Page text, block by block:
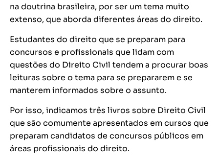
na doutrina brasileira, por ser um tema muito
extenso, que aborda diferentes áreas do direito.
Estudantes do direito que se preparam para
concursos e profissionais que lidam com
questões do Direito Civil tendem a procurar boas
leituras sobre o tema para se prepararem e se
manterem informados sobre o assunto.
Por isso, indicamos três livros sobre Direito Civil
que são comumente apresentados em cursos que
preparam candidatos de concursos públicos em
áreas profissionais do direito.